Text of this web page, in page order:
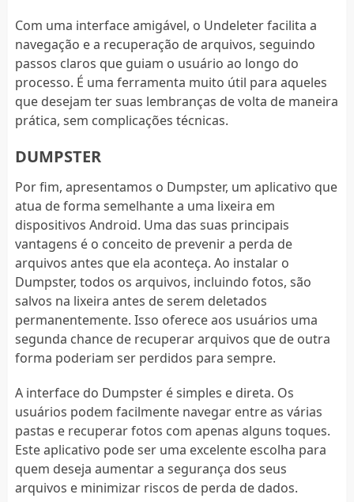
Com uma interface amigável, o Undeleter facilita a
navegação e a recuperação de arquivos, seguindo
passos claros que guiam o usuário ao longo do
processo. É uma ferramenta muito útil para aqueles
que desejam ter suas lembranças de volta de maneira
prática, sem complicações técnicas.
DUMPSTER
Por fim, apresentamos o Dumpster, um aplicativo que
atua de forma semelhante a uma lixeira em
dispositivos Android. Uma das suas principais
vantagens é o conceito de prevenir a perda de
arquivos antes que ela aconteça. Ao instalar o
Dumpster, todos os arquivos, incluindo fotos, são
salvos na lixeira antes de serem deletados
permanentemente. Isso oferece aos usuários uma
segunda chance de recuperar arquivos que de outra
forma poderiam ser perdidos para sempre.
A interface do Dumpster é simples e direta. Os
usuários podem facilmente navegar entre as várias
pastas e recuperar fotos com apenas alguns toques.
Este aplicativo pode ser uma excelente escolha para
quem deseja aumentar a segurança dos seus
arquivos e minimizar riscos de perda de dados.